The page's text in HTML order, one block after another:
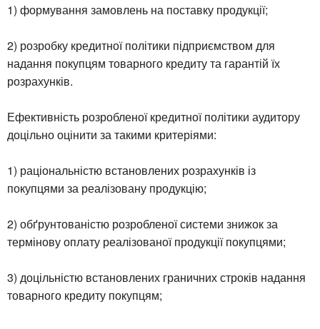
1) формування замовлень на поставку продукції;
2) розробку кредитної політики підприємством для
надання покупцям товарного кредиту та гарантій їх
розрахунків.
Ефективність розробленої кредитної політики аудитору
доцільно оцінити за такими критеріями:
1) раціональністю встановлених розрахунків із
покупцями за реалізовану продукцію;
2) обґрунтованістю розробленої системи знижок за
термінову оплату реалізованої продукції покупцями;
3) доцільністю встановлених граничних строків надання
товарного кредиту покупцям;